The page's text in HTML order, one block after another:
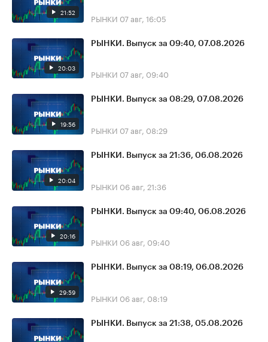
21:52 РЫНКИ 07 авг, 16:05
20:03
РЫНКИ. Выпуск за 09:40, 07.08.2026
РЫНКИ 07 авг, 09:40
19:56
РЫНКИ. Выпуск за 08:29, 07.08.2026
РЫНКИ 07 авг, 08:29
20:04
РЫНКИ. Выпуск за 21:36, 06.08.2026
РЫНКИ 06 авг, 21:36
20:16
РЫНКИ. Выпуск за 09:40, 06.08.2026
РЫНКИ 06 авг, 09:40
29:59
РЫНКИ. Выпуск за 08:19, 06.08.2026
РЫНКИ 06 авг, 08:19
РЫНКИ. Выпуск за 21:38, 05.08.2026